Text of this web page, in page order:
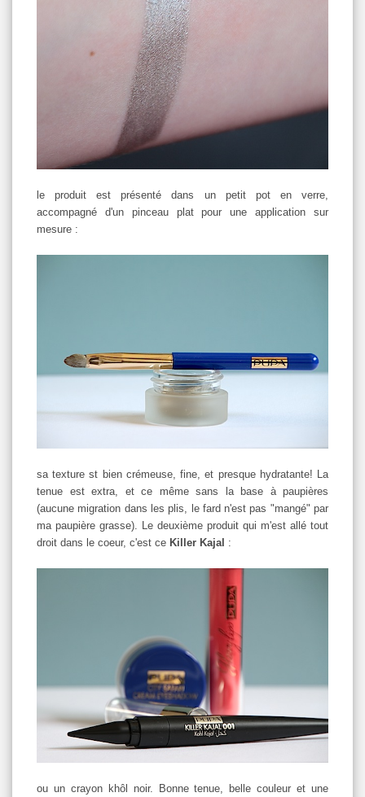
le produit est présenté dans un petit pot en verre,
accompagné d'un pinceau plat pour une application sur
mesure :
sa texture st bien crémeuse, fine, et presque hydratante! La
tenue est extra, et ce même sans la base à paupières
(aucune migration dans les plis, le fard n'est pas "mangé" par
ma paupière grasse). Le deuxième produit qui m'est allé tout
droit dans le coeur, c'est ce Killer Kajal :
ou un crayon khôl noir. Bonne tenue, belle couleur et une